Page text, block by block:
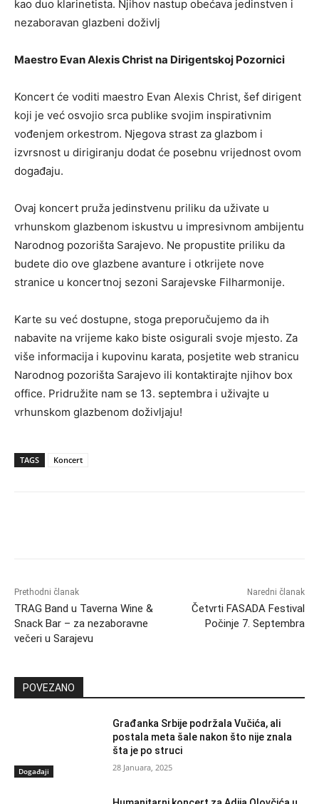
kao duo klarinetista. Njihov nastup obećava jedinstven i
nezaboravan glazbeni doživlj
Maestro Evan Alexis Christ na Dirigentskoj Pozornici
Koncert će voditi maestro Evan Alexis Christ, šef dirigent
koji je već osvojio srca publike svojim inspirativnim
vođenjem orkestrom. Njegova strast za glazbom i
izvrsnost u dirigiranju dodat će posebnu vrijednost ovom
događaju.
Ovaj koncert pruža jedinstvenu priliku da uživate u
vrhunskom glazbenom iskustvu u impresivnom ambijentu
Narodnog pozorišta Sarajevo. Ne propustite priliku da
budete dio ove glazbene avanture i otkrijete nove
stranice u koncertnoj sezoni Sarajevske Filharmonije.
Karte su već dostupne, stoga preporučujemo da ih
nabavite na vrijeme kako biste osigurali svoje mjesto. Za
više informacija i kupovinu karata, posjetite web stranicu
Narodnog pozorišta Sarajevo ili kontaktirajte njihov box
office. Pridružite nam se 13. septembra i uživajte u
vrhunskom glazbenom doživljaju!
TAGS Koncert
Prethodni članak
TRAG Band u Taverna Wine &
Snack Bar – za nezaboravne
večeri u Sarajevu
Naredni članak
Četvrti FASADA Festival
Počinje 7. Septembra
POVEZANO
Događaji
Građanka Srbije podržala Vučića, ali
postala meta šale nakon što nije znala
šta je po struci
28 Januara, 2025